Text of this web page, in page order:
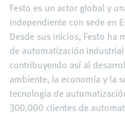
Festo es un actor global y
independiente con sede en
Desde sus inicios, Festo ha
de automatización
contribuyendo así al
ambiente, la economía y la
tecnología de
300.000 clientes de